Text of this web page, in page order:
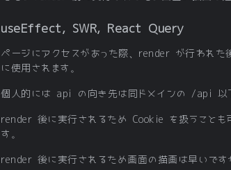
useEffect, SWR, React Query
ページにアクセスがあった際、render が行われ
に使用されます。
個人的には api の向き先は同ドメインの /api 以
render 後に実行されるため Cookie を扱うこと
す。
render 後に実行されるため画面の描画は早いで